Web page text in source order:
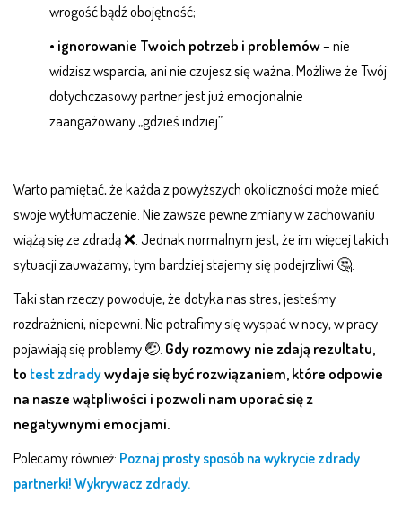
wrogość bądź obojętność;
• ignorowanie Twoich potrzeb i problemów– nie
widzisz wsparcia, ani nie czujesz się ważna. Możliwe że Twój
dotychczasowy partner jest już emocjonalnie
zaangażowany „gdzieś indziej”.
Warto pamiętać, że każda z powyższych okoliczności może mieć
swoje wytłumaczenie. Nie zawsze pewne zmiany w zachowaniu
wiążą się ze zdradą ❌. Jednak normalnym jest, że im więcej takich
sytuacji zauważamy, tym bardziej stajemy się podejrzliwi 🤔.
Taki stan rzeczy powoduje, że dotyka nas stres, jesteśmy
rozdrażnieni, niepewni. Nie potrafimy się wyspać w nocy, w pracy
pojawiają się problemy 🤕. Gdy rozmowy nie zdają rezultatu,
to test zdradywydaje się być rozwiązaniem, które odpowie
na nasze wątpliwości i pozwoli nam uporać się z
negatywnymi emocjami.
Polecamy również: Poznaj prosty sposób na wykrycie zdrady
partnerki! Wykrywacz zdrady.